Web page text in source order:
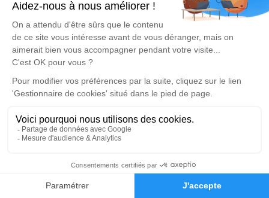
Faire-part Hommages
poèmes ou des textes. Cet endroit est un lieu
d'expression dédié à honorer la mémoire de Robert
Marcel Georges SAINT-GERMAIN.
Un service de plantation d’arbre hommage est
disponible ici .
jeudi 16 mai 2024 à 15h30
65700 Lascazères